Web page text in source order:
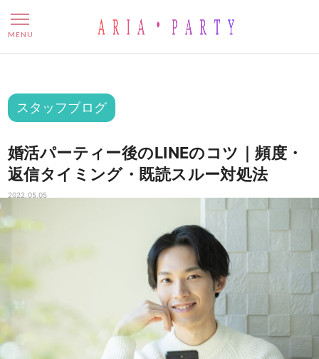
婚活パーティー後のLINEのコ
MENU
スタッフブログ
婚活パーティー後のLINEのコツ｜頻度・
返信タイミング・既読スルー対処法
2022.05.05